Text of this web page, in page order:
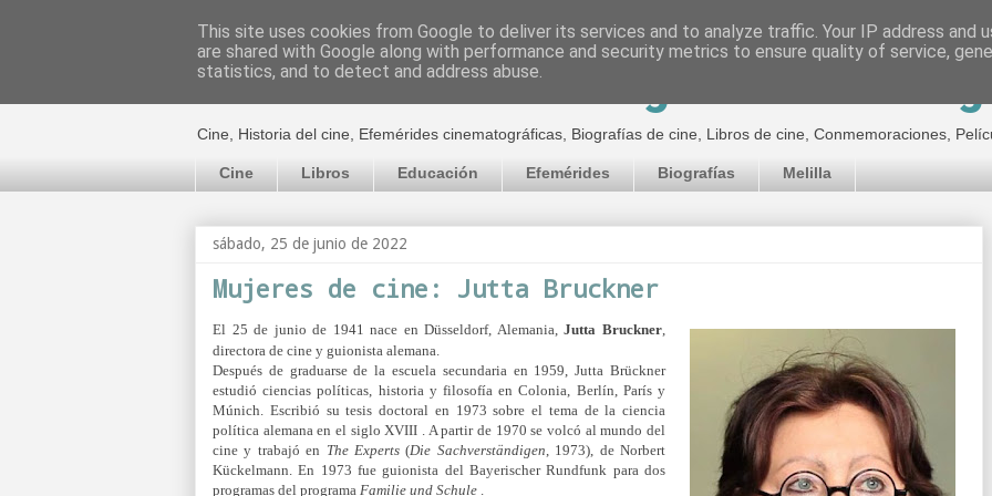
El cultural cinematográfico de Jorge
Cine, Historia del cine, Efemérides cinematográficas, Biografías de cine, Libros de cine, Conmemoraciones,
Cine Libros Educación Efemérides Biografías Melilla
sábado, 25 de junio de 2022
Mujeres de cine: Jutta Bruckner
El 25 de junio de 1941 nace en Düsseldorf, Alemania,Jutta Bruckner
directora de cine y guionista alemana.
Después de graduarse de la escuela secundaria en 1959, Jutta Brückner
estudió ciencias políticas, historia y filosofía en Colonia, Berlín, París y
Múnich. Escribió su tesis doctoral en 1973 sobre el tema de la ciencia
política alemana en el siglo XVIII . A partir de 1970 se volcó al mundo del
cine y trabajó en The Experts (Die Sachverständigen , 1973), de Norbert
Kückelmann. En 1973 fue guionista del Bayerischer Rundfunk para dos
programas del programa Familie und Schule
This site uses cookies from Google to deliver its services and to analyze traffic. Your IP address and
are shared with Google along with performance and security metrics to ensure quality of service,
statistics, and to detect and address abuse.